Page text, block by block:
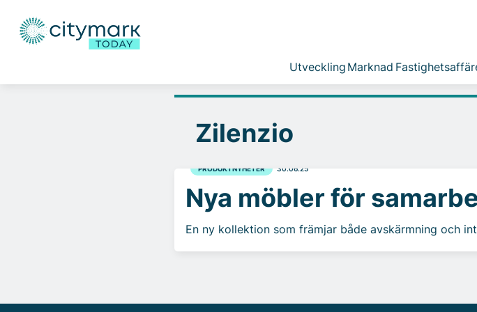
Utveckling Marknad
Zilenzio
PRODUKTNYHETER 30.06.25
Nya möbler för
En ny kollektion som främjar både avskärmning och